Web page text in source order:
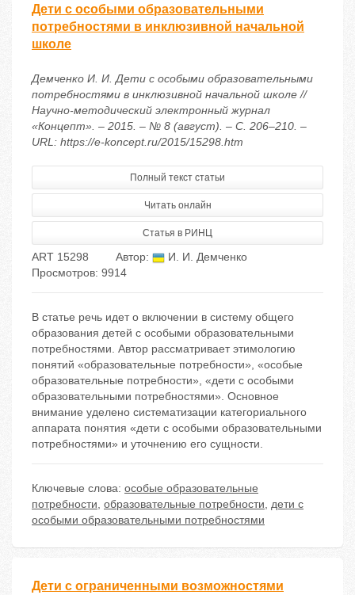
Дети с особыми образовательными
потребностями в инклюзивной начальной
школе
Демченко И. И. Дети с особыми образовательными
потребностями в инклюзивной начальной школе //
Научно-методический электронный журнал
«Концепт». – 2015. – № 8 (август). – С. 206–210. –
URL: https://e-koncept.ru/2015/15298.htm
Полный текст статьи
Читать онлайн
Статья в РИНЦ
ART 15298 Автор:
И. И. Демченко
Просмотров: 9914
В статье речь идет о включении в систему общего
образования детей с особыми образовательными
потребностями. Автор рассматривает этимологию
понятий «образовательные потребности», «особые
образовательные потребности», «дети с особыми
образовательными потребностями». Основное
внимание уделено систематизации категориального
аппарата понятия «дети с особыми образовательными
потребностями» и уточнению его сущности.
Ключевые слова: особые образовательные
потребности, образовательные потребности, дети с
особыми образовательными потребностями
Дети с ограниченными возможностями